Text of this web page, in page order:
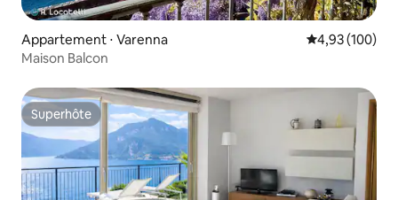
Appartement ⋅ Varenna Évaluation
4,93 (100)
Maison Balcon
Superhôte
Superhôte